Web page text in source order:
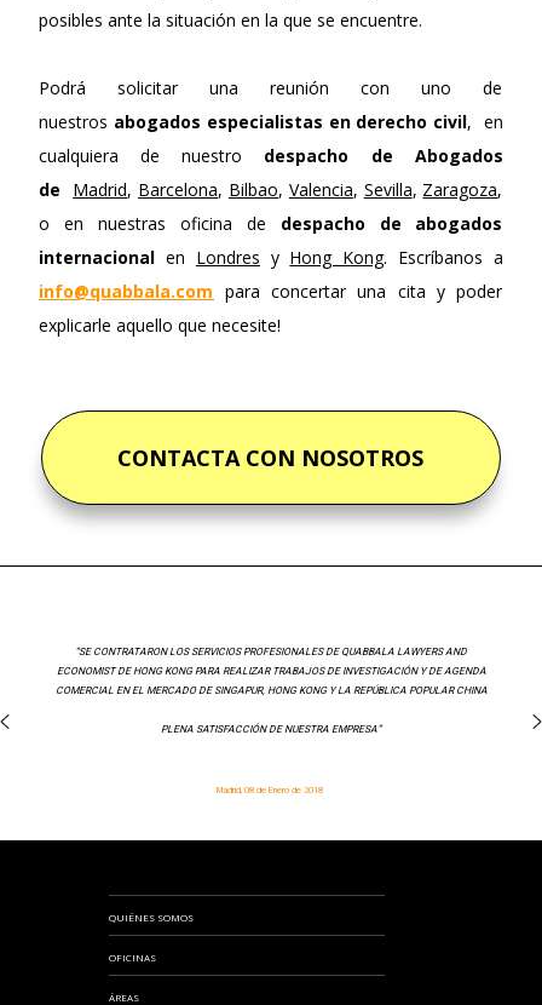
posibles ante la situación en la que se encuentre.
Podrá solicitar una reunión con uno de
nuestros abogados especialistas en derecho civil, en
cualquiera de nuestro despacho de Abogados
de
Madrid, Barcelona, Bilbao, Valencia, Sevilla, Zaragoza,
o en nuestras oficina de despacho de abogados
internacional en Londres y Hong Kong. Escríbanos a
info@quabbala.com para concertar una cita y poder
explicarle aquello que necesite!
CONTACTA CON NOSOTROS
“SE CONTRATARON LOS SERVICIOS PROFESIONALES DE QUABBALA LAWYERS AND
ECONOMIST DE HONG KONG PARA REALIZAR TRABAJOS DE INVESTIGACIÓN Y DE AGENDA
COMERCIAL EN EL MERCADO DE SINGAPUR, HONG KONG Y LA REPÚBLICA POPULAR CHINA
PLENA SATISFACCIÓN DE NUESTRA EMPRESA”
Madrid, 08 de Enero de 2018
QUIÉNES SOMOS
OFICINAS
ÁREAS